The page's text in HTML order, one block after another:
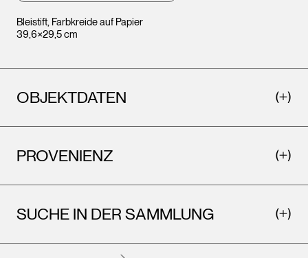
Bleistift, Farbkreide auf Papier
39,6×29,5 cm
OBJEKTDATEN
PROVENIENZ
SUCHE IN DER SAMMLUNG